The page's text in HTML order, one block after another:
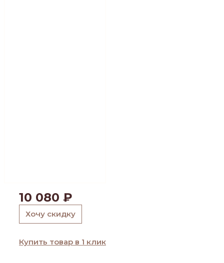
10 080 ₽
Хочу скидку
Купить товар в 1 клик